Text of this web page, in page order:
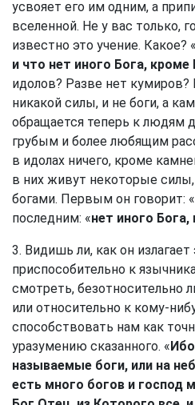
усвояет его им одним, а
вселенной. Не у вас только,
известно это учение. Какое? «
и что нет иного Бога, кроме
идолов? Разве нет
никакой силы, и не боги, а
обращается теперь к людям
грубым и более любящим
в идолах ничего, кроме
в них живут некоторые
богами. Первым он говорит: «
последним: «нет иного
3. Видишь ли, как он излагает
приспособительно к
смотреть, безотносительно
или относительно к кому-
способствовать нам как
уразумению сказанного. «
называемые боги, или на
есть много богов и господ